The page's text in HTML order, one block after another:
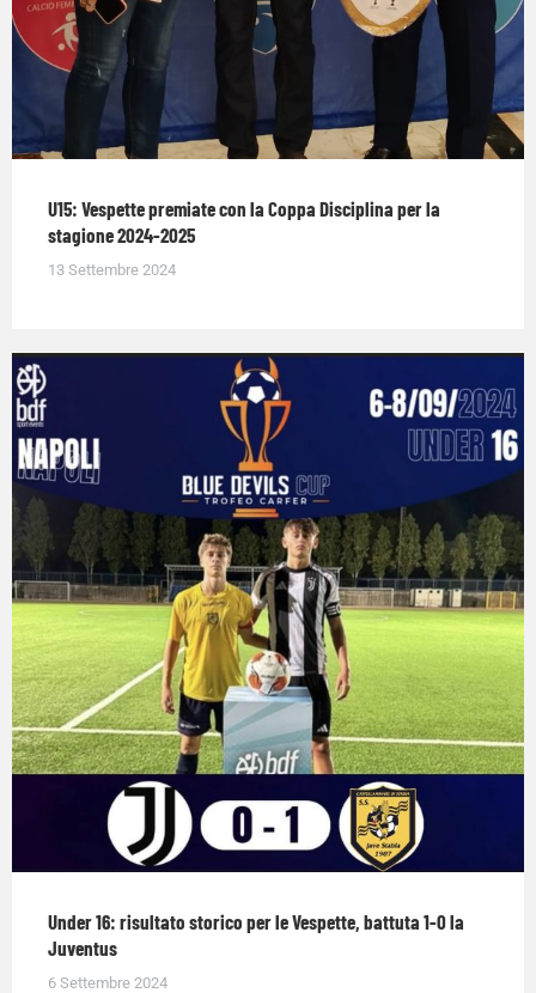
U15: Vespette premiate con la Coppa Disciplina per la
stagione 2024-2025
13 Settembre 2024
Under 16: risultato storico per le Vespette, battuta 1-0 la
Juventus
6 Settembre 2024